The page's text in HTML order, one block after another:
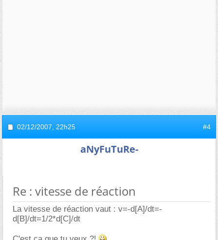
02/12/2007, 22h25 #4
aNyFuTuRe-
Re : vitesse de réaction
La vitesse de réaction vaut : v=-d[A]/dt=-
d[B]/dt=1/2*d[C]/dt